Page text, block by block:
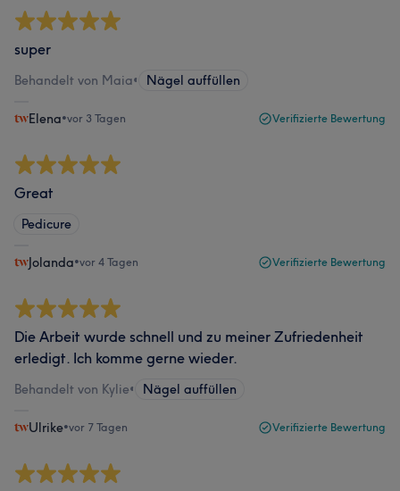
super
Behandelt von Maia• Nägel auffüllen
Elena•vor 3 Tagen Verifizierte Bewertung
Great
Pedicure
Jolanda•vor 4 Tagen Verifizierte Bewertung
Die Arbeit wurde schnell und zu meiner Zufriedenheit
erledigt. Ich komme gerne wieder.
Behandelt von Kylie• Nägel auffüllen
Ulrike•vor 7 Tagen Verifizierte Bewertung